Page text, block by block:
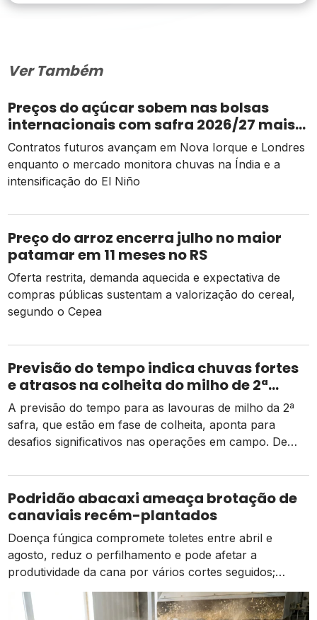
Ver Também
Preços do açúcar sobem nas bolsas
internacionais com safra 2026/27 mais
apertada
Contratos futuros avançam em Nova Iorque e Londres
enquanto o mercado monitora chuvas na Índia e a
intensificação do El Niño
Preço do arroz encerra julho no maior
patamar em 11 meses no RS
Oferta restrita, demanda aquecida e expectativa de
compras públicas sustentam a valorização do cereal,
segundo o Cepea
Previsão do tempo indica chuvas fortes
e atrasos na colheita do milho de 2ª
safra
A previsão do tempo para as lavouras de milho da 2ª
safra, que estão em fase de colheita, aponta para
desafios significativos nas operações em campo. De
em relação ao mesmo período do ano passado, mas as
atividades estão ocorrendo de forma normal em
comparação à média dos […]
Podridão abacaxi ameaça brotação de
canaviais recém-plantados
Doença fúngica compromete toletes entre abril e
agosto, reduz o perfilhamento e pode afetar a
produtividade da cana por vários cortes seguidos;
prevenção começa na escolha das mudas